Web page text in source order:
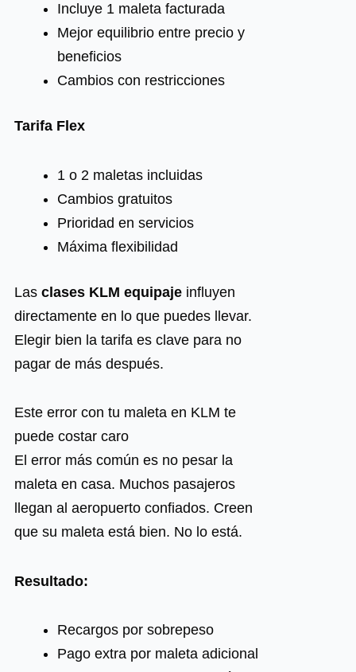
Incluye 1 maleta facturada
Mejor equilibrio entre precio y
beneficios
Cambios con restricciones
Tarifa Flex
1 o 2 maletas incluidas
Cambios gratuitos
Prioridad en servicios
Máxima flexibilidad
Las clases KLM equipajeinfluyen
directamente en lo que puedes llevar.
Elegir bien la tarifa es clave para no
pagar de más después.
Este error con tu maleta en KLM te
puede costar caro
El error más común es no pesar la
maleta en casa. Muchos pasajeros
llegan al aeropuerto confiados. Creen
que su maleta está bien. No lo está.
Resultado:
Recargos por sobrepeso
Pago extra por maleta adicional